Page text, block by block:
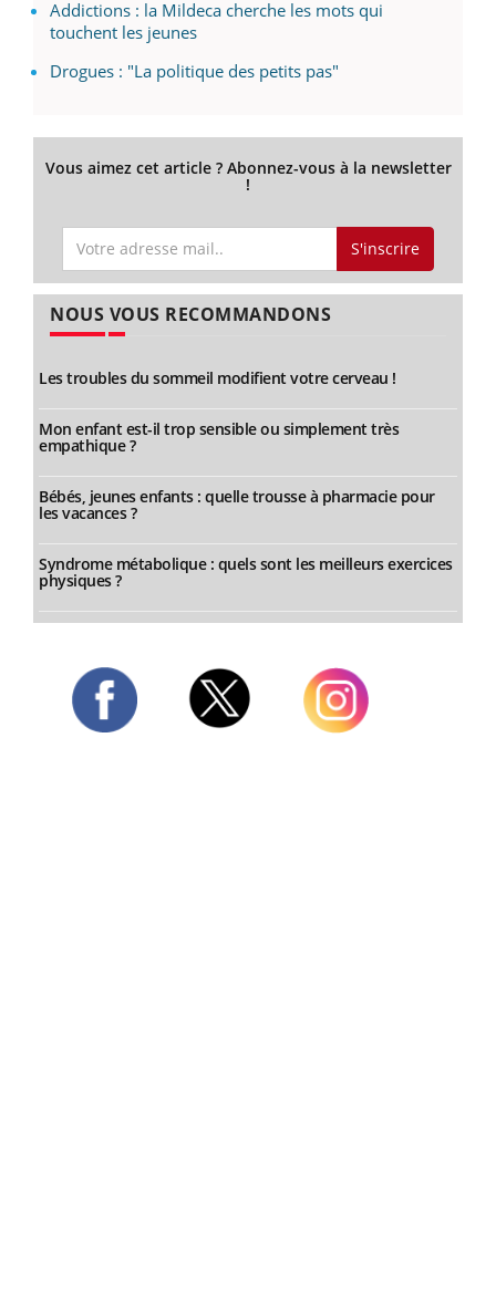
Addictions : la Mildeca cherche les mots qui
touchent les jeunes
Drogues : "La politique des petits pas"
Vous aimez cet article ? Abonnez-vous à la newsletter
!
S'inscrire
NOUS VOUS RECOMMANDONS
Les troubles du sommeil modifient votre cerveau !
Mon enfant est-il trop sensible ou simplement très
empathique ?
Bébés, jeunes enfants : quelle trousse à pharmacie pour
les vacances ?
Syndrome métabolique : quels sont les meilleurs exercices
physiques ?